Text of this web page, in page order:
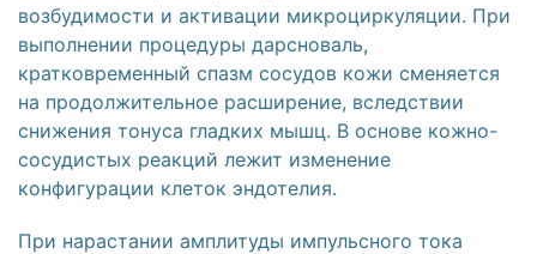
возбудимости и активации микроциркуляции. При
выполнении процедуры дарсноваль,
кратковременный спазм сосудов кожи сменяется
на продолжительное расширение, вследствии
снижения тонуса гладких мышц. В основе кожно-
сосудистых реакций лежит изменение
конфигурации клеток эндотелия.
При нарастании амплитуды импульсного тока